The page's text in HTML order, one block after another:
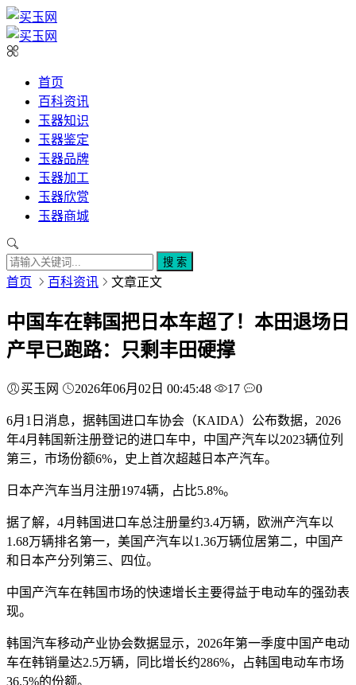
首页
百科资讯
玉器知识
玉器鉴定
玉器品牌
玉器加工
玉器欣赏
玉器商城
搜 索
首页 百科资讯 文章正文
中国车在韩国把日本车超了！本田退场日
产早已跑路：只剩丰田硬撑
买玉网 2026年06月02日 00:45:48 17 0
6月1日消息，据韩国进口车协会（KAIDA）公布数据，2026
年4月韩国新注册登记的进口车中，中国产汽车以2023辆位列
第三，市场份额6%，史上首次超越日本产汽车。
日本产汽车当月注册1974辆，占比5.8%。
据了解，4月韩国进口车总注册量约3.4万辆，欧洲产汽车以
1.68万辆排名第一，美国产汽车以1.36万辆位居第二，中国产
和日本产分列第三、四位。
中国产汽车在韩国市场的快速增长主要得益于电动车的强劲表
现。
韩国汽车移动产业协会数据显示，2026年第一季度中国产电动
车在韩销量达2.5万辆，同比增长约286%，占韩国电动车市场
36.5%的份额。